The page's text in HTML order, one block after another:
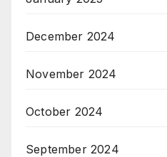
December 2024
November 2024
October 2024
September 2024